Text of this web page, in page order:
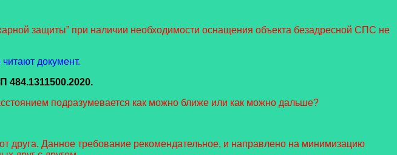
защиты” при наличии необходимости оснащения объекта безадресной СПС не
документ.
484.1311500.2020.
подразумевается как можно ближе или как можно дальше?
друга. Данное требование рекомендательное, и направлено на минимизацию